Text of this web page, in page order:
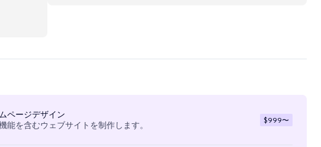
ページデザイン
能を含むウェブサイトを制作します。
$999〜